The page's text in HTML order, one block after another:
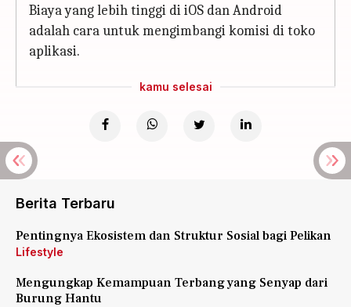
Biaya yang lebih tinggi di iOS dan Android
adalah cara untuk mengimbangi komisi di toko
aplikasi.
kamu selesai
Berita Terbaru
Pentingnya Ekosistem dan Struktur Sosial bagi Pelikan
Lifestyle
Mengungkap Kemampuan Terbang yang Senyap dari
Burung Hantu